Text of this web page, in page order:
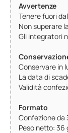
Avvertenze
Tenere fuori
Non superare
Gli integratori
Conservare in
La data di
Validità
Formato
Confezione da
Peso netto: 36